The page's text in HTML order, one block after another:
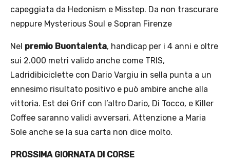
capeggiata da Hedonism e Misstep. Da non trascurare
neppure Mysterious Soul e Sopran Firenze
Nel premio Buontalenta, handicap per i 4 anni e oltre
sui 2.000 metri valido anche come TRIS,
Ladridibiciclette con Dario Vargiu in sella punta a un
ennesimo risultato positivo e può ambire anche alla
vittoria. Est dei Grif con l’altro Dario, Di Tocco, e Killer
Coffee saranno validi avversari. Attenzione a Maria
Sole anche se la sua carta non dice molto.
PROSSIMA GIORNATA DI CORSE